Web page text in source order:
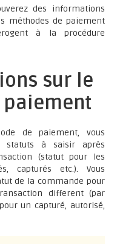
des informations
méthodes de paiement
à la procédure
sur le
de paiement, vous
statuts à saisir après
(statut pour les
capturés etc.). Vous
de la commande pour
different (par
un capturé, autorisé,